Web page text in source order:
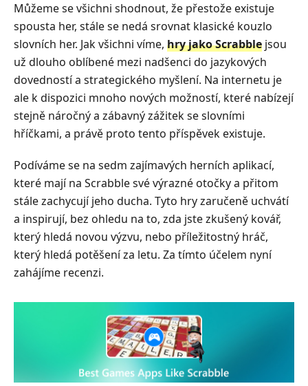
Můžeme se všichni shodnout, že přestože existuje
spousta her, stále se nedá srovnat klasické kouzlo
slovních her. Jak všichni víme, hry jako Scrabble jsou
už dlouho oblíbené mezi nadšenci do jazykových
dovedností a strategického myšlení. Na internetu je
ale k dispozici mnoho nových možností, které nabízejí
stejně náročný a zábavný zážitek se slovními
hříčkami, a právě proto tento příspěvek existuje.
Podíváme se na sedm zajímavých herních aplikací,
které mají na Scrabble své výrazné otočky a přitom
stále zachycují jeho ducha. Tyto hry zaručeně uchvátí
a inspirují, bez ohledu na to, zda jste zkušený kovář,
který hledá novou výzvu, nebo příležitostný hráč,
který hledá potěšení za letu. Za tímto účelem nyní
zahájíme recenzi.